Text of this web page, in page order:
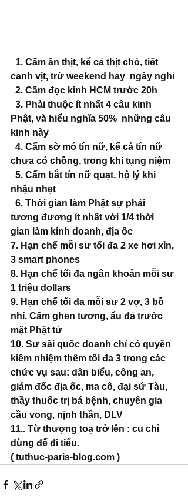
canh vịt, trừ weekend hay  ngày nghỉ
  2. Cấm đọc kinh HCM trước 20h
Phật, và hiểu nghĩa 50%  những câu
kinh này
chưa có chồng, trong khi tụng niệm
nhậu nhẹt
tương đương ít nhất với 1/4 thời
gian làm kinh doanh, địa ốc
7. Hạn chế mỗi sư tối đa 2 xe hơi xỉn,
3 smart phones
8. Hạn chế tối đa ngân khoản mỗi sư
1 triệu dollars
9. Hạn chế tối đa mỗi sư 2 vợ, 3 bồ
nhí. Cấm ghen tương, ẩu đả trước
mặt Phật tử
10. Sư sãi quốc doanh chỉ có quyền
kiêm nhiệm thêm tối đa 3 trong các
chức vụ sau: dân biểu, công an,
giám đốc địa ốc, ma cô, đại sứ Tàu,
thầy thuốc trị bá bệnh, chuyên gia
cầu vong, nịnh thần, DLV
11.. Từ thượng toạ trở lên : cu chỉ
dùng để đi tiểu.
( tuthuc-paris-blog.com )